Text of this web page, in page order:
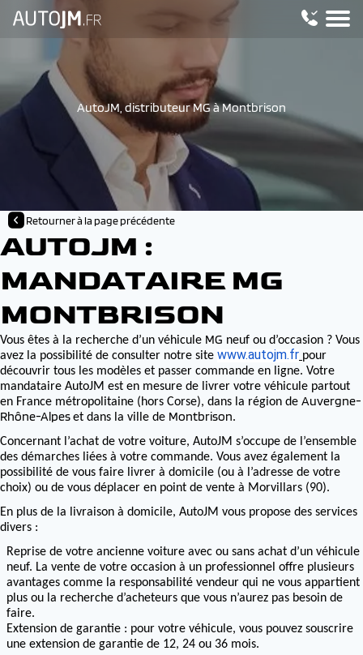
AutoJM, distributeur MG à Montbrison
Retourner à la page précédente
AUTOJM :
MANDATAIRE MG
MONTBRISON
Vous êtes à la recherche d’un véhicule MG neuf ou d’occasion ? Vous
avez la possibilité de consulter notre site www.autojm.fr pour
découvrir tous les modèles et passer commande en ligne. Votre
mandataire AutoJM est en mesure de livrer votre véhicule partout
en France métropolitaine (hors Corse), dans la région de Auvergne-
Rhône-Alpeset dans la ville de Montbrison.
Concernant l’achat de votre voiture, AutoJM s’occupe de l’ensemble
des démarches liées à votre commande. Vous avez également la
possibilité de vous faire livrer à domicile (ou à l’adresse de votre
choix) ou de vous déplacer en point de vente à Morvillars (90).
En plus de la livraison à domicile, AutoJM vous propose des services
divers :
Reprise de votre ancienne voiture avec ou sans achat d’un véhicule
neuf. La vente de votre occasion à un professionnel offre plusieurs
avantages comme la responsabilité vendeur qui ne vous appartient
plus ou la recherche d’acheteurs que vous n’aurez pas besoin de
faire.
Extension de garantie : pour votre véhicule, vous pouvez souscrire
une extension de garantie de 12, 24 ou 36 mois.